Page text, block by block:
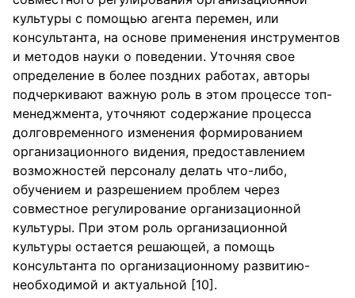
культуры с помощью агента перемен, или
консультанта, на основе применения инструментов
и методов науки о поведении. Уточняя свое
определение в более поздних работах, авторы
подчеркивают важную роль в этом процессе топ-
менеджмента, уточняют содержание процесса
долговременного изменения формированием
организационного видения, предоставлением
возможностей персоналу делать что-либо,
обучением и разрешением проблем через
совместное регулирование организационной
культуры. При этом роль организационной
культуры остается решающей, а помощь
консультанта по организационному развитию-
необходимой и актуальной [10].